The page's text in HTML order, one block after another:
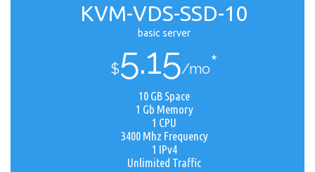
KVM-VDS-SSD-10
basic server
$5.15/mo*
10 GB Space
1 Gb Memory
1 CPU
3400 Mhz Frequency
1 IPv4
Unlimited Traffic